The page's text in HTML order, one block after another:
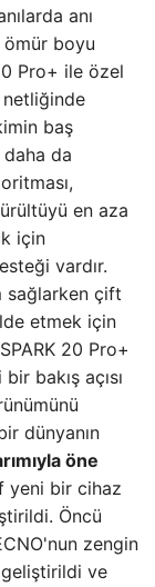
anı
ömür boyu
Pro+ ile özel
netliğinde
baş
daha da
en aza
için
vardır.
sağlarken çift
etmek için
20 Pro+
bakış açısı
dünyanın
öne
yeni bir cihaz
Öncü
zengin
ve